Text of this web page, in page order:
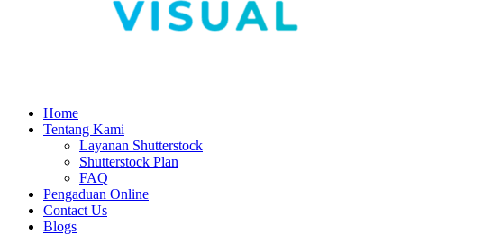
Home
Tentang Kami
Layanan Shutterstock
Shutterstock Plan
FAQ
Pengaduan Online
Contact Us
Blogs